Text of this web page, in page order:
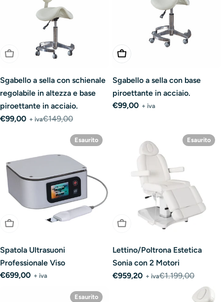
Esaurito
Sgabello a sella con schienale
regolabile in altezza e base
piroettante in acciaio.
Prezzo
€99,00 + iva
Prezzo
€149,00
Aggiungi Al Carrello
Sgabello a sella con base
piroettante in acciaio.
Prezzo
€99,00 + iva
Esaurito
Esaurito
Spatola Ultrasuoni
Professionale Viso
Prezzo
€699,00 + iva
Esaurito
Esaurito
Lettino/Poltrona Estetica
Sonia con 2 Motori
Prezzo
€959,20 + iva
Prezzo
€1.199,00
Esaurito